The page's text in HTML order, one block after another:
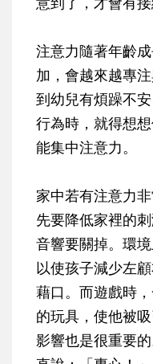
注意力隨著年齡
加，會越來越專
到幼兒有煩躁不
行為時，就得想
能集中注意力。
家中若有注意力
先要降低家裡的
音響要關掉。環
以使孩子減少左
藉口。而遊戲時
的玩具，使他被
影響也是很重要